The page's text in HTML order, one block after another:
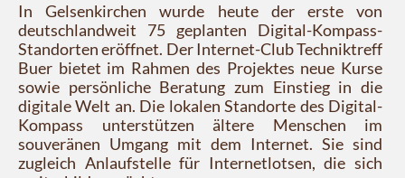
In Gelsenkirchen wurde heute der erste von
deutschlandweit 75 geplanten Digital-Kompass-
Standorten eröffnet. Der Internet-Club Techniktreff
Buer bietet im Rahmen des Projektes neue Kurse
sowie persönliche Beratung zum Einstieg in die
digitale Welt an. Die lokalen Standorte des Digital-
Kompass unterstützen ältere Menschen im
souveränen Umgang mit dem Internet. Sie sind
zugleich Anlaufstelle für Internetlotsen, die sich